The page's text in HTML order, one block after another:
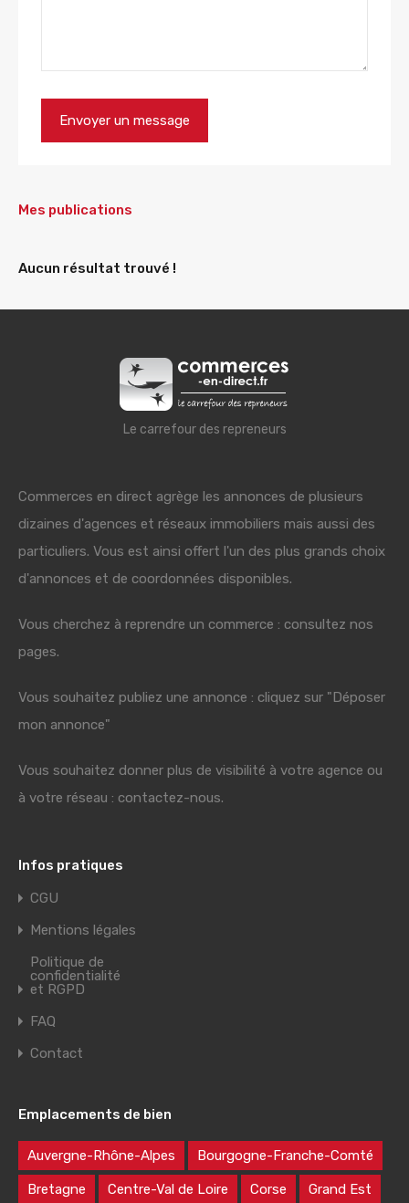
Mes publications
Aucun résultat trouvé !
Le carrefour des repreneurs
Commerces en direct agrège les annonces de plusieurs
dizaines d'agences et réseaux immobiliers mais aussi des
particuliers. Vous est ainsi offert l'un des plus grands choix
d'annonces et de coordonnées disponibles.
Vous cherchez à reprendre un commerce : consultez nos
pages.
Vous souhaitez publiez une annonce : cliquez sur "Déposer
mon annonce"
Vous souhaitez donner plus de visibilité à votre agence ou
à votre réseau : contactez-nous.
Infos pratiques
CGU
Mentions légales
Politique de
confidentialité
et RGPD
FAQ
Contact
Emplacements de bien
Auvergne-Rhône-Alpes Bourgogne-Franche-Comté
Bretagne Centre-Val de Loire Corse Grand Est